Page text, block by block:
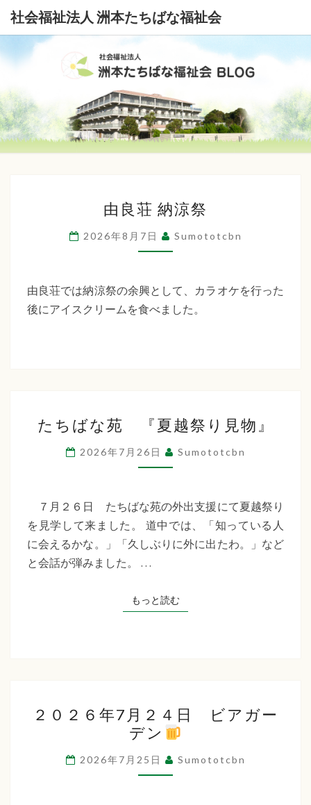
社会福祉法人 洲本たちばな福祉会
社
会
福
法
人
本
た
福
祉
会
良
荘
納
祭
由良荘 納涼祭
2026年8月7日 Sumototcbn
由良荘では納涼祭の余興として、カラオケを行った
後にアイスクリームを食べました。
ち
ば
な
『夏
越
祭
物』
たちばな苑 『夏越祭り見物』
2026年7月26日 Sumototcbn
７月２６日 たちばな苑の外出支援にて夏越祭り
を見学して来ました。 道中では、「知っている人
に会えるかな。」「久しぶりに外に出たわ。」など
と会話が弾みました。 …
もっと読むもっと読む
０
２
６
年
２０２６年7月２４日 ビアガー
デン
2026年7月25日 Sumototcbn